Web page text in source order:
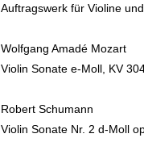
Auftragswerk für Violine
Wolfgang Amadé Mozart
Violin Sonate e-Moll, KV
Robert Schumann
Violin Sonate Nr. 2 d-Moll